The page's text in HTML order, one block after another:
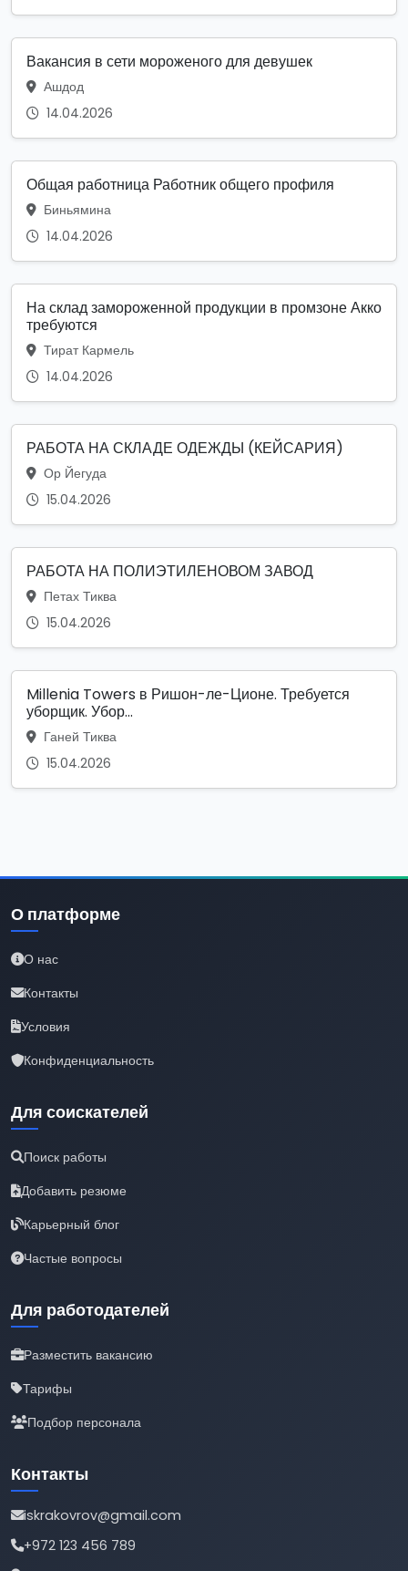
Вакансия в сети мороженого для девушек
Ашдод
14.04.2026
Общая работница Работник общего профиля
Биньямина
14.04.2026
На склад замороженной продукции в промзоне Акко
требуются
Тират Кармель
14.04.2026
РАБОТА НА СКЛАДЕ ОДЕЖДЫ (КЕЙСАРИЯ)
Ор Йегуда
15.04.2026
РАБОТА НА ПОЛИЭТИЛЕНОВОМ ЗАВОД
Петах Тиква
15.04.2026
Millenia Towers в Ришон-ле-Ционе. Требуется
уборщик. Убор...
Ганей Тиква
15.04.2026
О платформе
О нас
Контакты
Условия
Конфиденциальность
Для соискателей
Поиск работы
Добавить резюме
Карьерный блог
Частые вопросы
Для работодателей
Разместить вакансию
Тарифы
Подбор персонала
Контакты
iskrakovrov@gmail.com
+972 123 456 789